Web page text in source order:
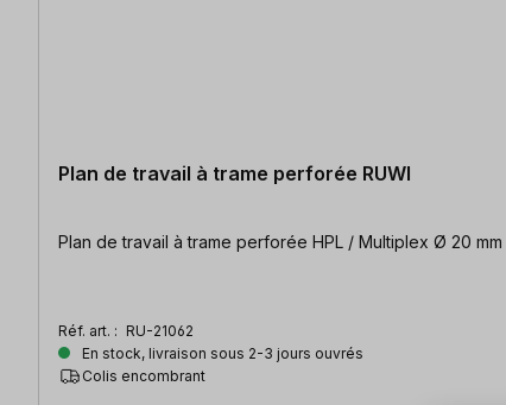
Plan de travail à trame perforée RUWI
Réf. art. : RU-21062
En stock, livraison sous 2-3 jours ouvrés
Colis encombrant